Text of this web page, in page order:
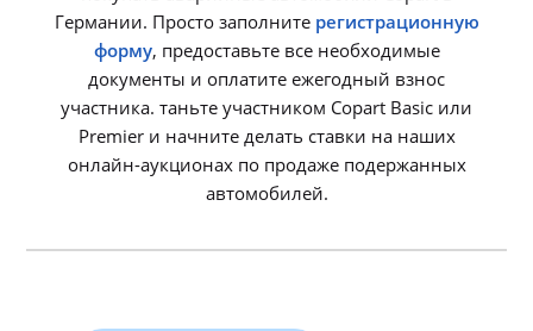
Германии. Просто заполните регистрационную
форму, предоставьте все необходимые
документы и оплатите ежегодный взнос
участника. таньте участником Copart Basic или
Premier и начните делать ставки на наших
онлайн-аукционах по продаже подержанных
автомобилей.